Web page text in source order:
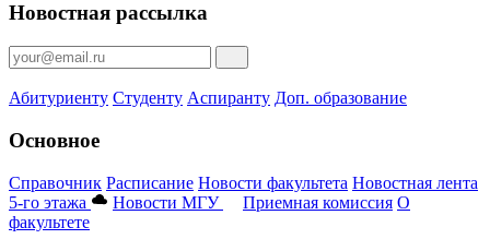
Новостная рассылка
Абитуриенту Студенту Аспиранту Доп. образование
Основное
Справочник Расписание Новости факультета Новостная лента
5-го этажа
Новости МГУ Приемная комиссия О
факультете